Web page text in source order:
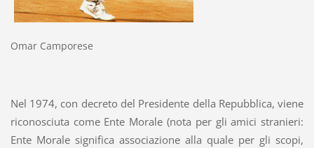
Omar Camporese
Nel 1974, con decreto del Presidente della Repubblica, viene
riconosciuta come Ente Morale (nota per gli amici stranieri:
Ente Morale significa associazione alla quale per gli scopi,